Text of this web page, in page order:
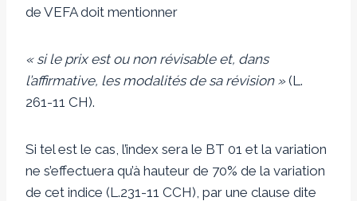
de VEFA doit mentionner
« si le prix est ou non révisable et, dans
l’affirmative, les modalités de sa révision »(L.
261-11 CH).
Si tel est le cas, l’index sera le BT 01 et la variation
ne s’effectuera qu’à hauteur de 70% de la variation
de cet indice (L.231-11 CCH), par une clause dite